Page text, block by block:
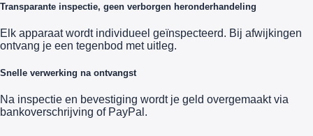
Transparante inspectie, geen verborgen heronderhandeling
Elk apparaat wordt individueel geïnspecteerd. Bij afwijkingen
ontvang je een tegenbod met uitleg.
Snelle verwerking na ontvangst
Na inspectie en bevestiging wordt je geld overgemaakt via
bankoverschrijving of PayPal.